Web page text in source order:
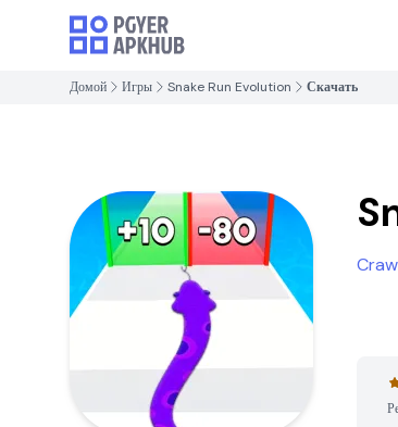
Домой Игры Snake Run Evolution Скачать